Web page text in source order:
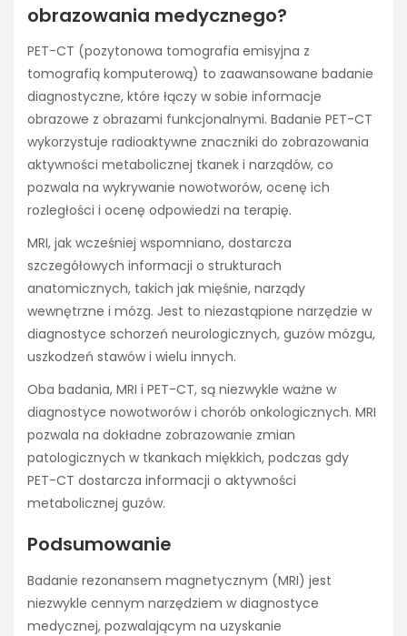
obrazowania medycznego?
PET-CT (pozytonowa tomografia emisyjna z
tomografią komputerową) to zaawansowane badanie
diagnostyczne, które łączy w sobie informacje
obrazowe z obrazami funkcjonalnymi. Badanie PET-CT
wykorzystuje radioaktywne znaczniki do zobrazowania
aktywności metabolicznej tkanek i narządów, co
pozwala na wykrywanie nowotworów, ocenę ich
rozległości i ocenę odpowiedzi na terapię.
MRI, jak wcześniej wspomniano, dostarcza
szczegółowych informacji o strukturach
anatomicznych, takich jak mięśnie, narządy
wewnętrzne i mózg. Jest to niezastąpione narzędzie w
diagnostyce schorzeń neurologicznych, guzów mózgu,
uszkodzeń stawów i wielu innych.
Oba badania, MRI i PET-CT, są niezwykle ważne w
diagnostyce nowotworów i chorób onkologicznych. MRI
pozwala na dokładne zobrazowanie zmian
patologicznych w tkankach miękkich, podczas gdy
PET-CT dostarcza informacji o aktywności
metabolicznej guzów.
Podsumowanie
Badanie rezonansem magnetycznym (MRI) jest
niezwykle cennym narzędziem w diagnostyce
medycznej, pozwalającym na uzyskanie